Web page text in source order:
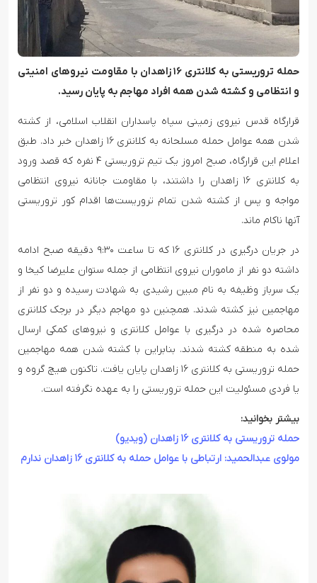
حمله تروریستی به کلانتری ۱۶ زاهدان با مقاومت نیروهای امنیتی
و انتظامی و کشته شدن همه افراد مهاجم به پایان رسید.
قرارگاه قدس نیروی زمینی سپاه پاسداران انقلاب اسلامی، از کشته
شدن همه عوامل حمله مسلحانه به کلانتری ۱۶ زاهدان خبر داد. طبق
اعلام این قرارگاه، صبح امروز یک تیم تروریستی ۴ نفره که قصد ورود
به کلانتری ۱۶ زاهدان را داشتند، با مقاومت جانانه نیروی انتظامی
مواجه و پس از کشته شدن تمام تروریست‌ها اقدام کور تروریستی
آنها ناکام ماند.
در جریان درگیری در کلانتری ۱۶ که تا ساعت ۹:۳۰ دقیقه صبح ادامه
داشته دو نفر از ماموران نیروی انتظامی از جمله ستوان علیرضا کیخا و
یک سرباز وظیفه به نام مبین رشیدی به شهادت رسیده و دو نفر از
مهاجمین نیز کشته شدند. همچنین دو مهاجم دیگر در برجک کلانتری
محاصره شده در درگیری با عوامل کلانتری و نیروهای کمکی ارسال
شده به منطقه کشته شدند. بنابراین با کشته شدن همه مهاجمین
حمله تروریستی به کلانتری ۱۶ زاهدان پایان یافت. تاکنون هیچ گروه و
یا فردی مسئولیت این حمله تروریستی را به عهده نگرفته است.
بیشتر بخوانید:
حمله تروریستی به کلانتری ۱۶ زاهدان (ویدیو)
مولوی عبدالحمید: ارتباطی با عوامل حمله به کلانتری ۱۶ زاهدان ندارم